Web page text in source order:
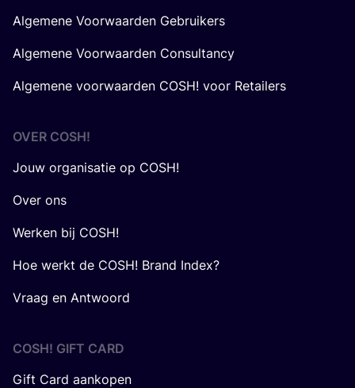
Algemene Voorwaarden Gebruikers
Algemene Voorwaarden Consultancy
Algemene voorwaarden COSH! voor Retailers
OVER COSH!
Jouw organisatie op COSH!
Over ons
Werken bij COSH!
Hoe werkt de COSH! Brand Index?
Vraag en Antwoord
COSH! GIFT CARD
Gift Card aankopen